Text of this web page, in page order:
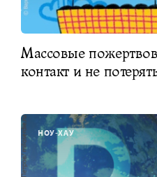
Массовые
контакт и не
НОУ-ХАУ